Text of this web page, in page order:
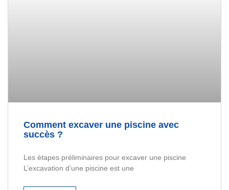
Comment excaver une piscine avec
succès ?
Les étapes préliminaires pour excaver une piscine
L’excavation d’une piscine est une